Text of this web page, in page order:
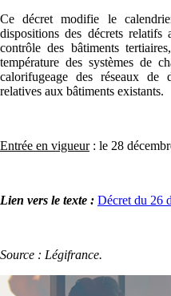
Ce décret modifie le
dispositions des décrets relatifs
contrôle des bâtiments
température des systèmes de
calorifugeage des réseaux
relatives aux bâtiments existants.
Entrée en vigueur: le 28
Lien vers le texte : Décret du 26
Source : Légifrance.